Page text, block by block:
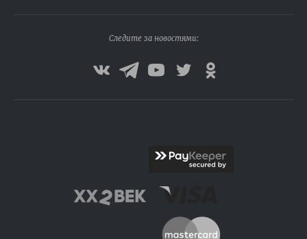
Следите за новостями: